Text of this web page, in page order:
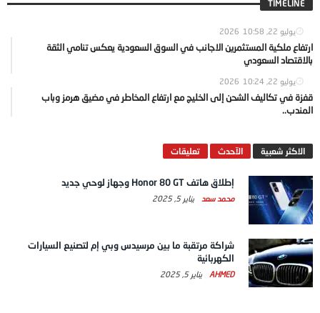
TIMELINE
يوليو 22, 2026 10:58
ارتفاع ملكية المستثمرين الاجانب في السوق السعودية يعكس تنامي الثقة
بالاقتصاد السعودي
يوليو 22, 2026 10:24
قفزة في تكاليف الشحن إلى الخليج مع ارتفاع المخاطر في مضيق هرمز وباب
المندب..
الاكثر شعبية الآحدث تعليقات
إطلاق هاتف Honor 80 GT وجهاز لوحي جديد
محمد سعد يناير 5, 2025
شراكة مرتقبة ما بين مرسيدس وبي إم لتصنيع السيارات
الكهربائية
AHMED يناير 5, 2025